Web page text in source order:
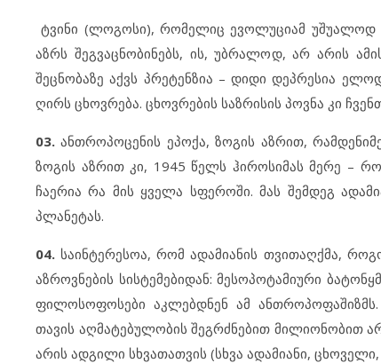
ტვინი (ლოგოსი), რომელიც ევოლუციამ უშუალოდ
აზრს შეგვაცნობინებს, ის, უბრალოდ, არ არის
შეცნობაზე აქვს პრეტენზია – დიდი დეპრესია
ღირს ცხოვრება. ცხოვრების საზრისის პოვნა კი
03.ანთროპოცენის ეპოქა, ზოგის აზრით,
ზოგის აზრით კი, 1945 წელს ჰიროსიმას მერე –
ჩაერია რა მის ყველა სფეროში. მას შემდეგ
პლანეტას.
04. საინტერესოა, რომ ადამიანის თვითაღქმა,
აზროვნების სისტემებიდან: მესოპოტამიური
ფილოსოფოსები აკლებდნენ ამ
თავის აღმატებულობის შეგრძნებით მილიონობით
არის ადგილი სხვათათვის (სხვა ადამიანი, ცხოველი,